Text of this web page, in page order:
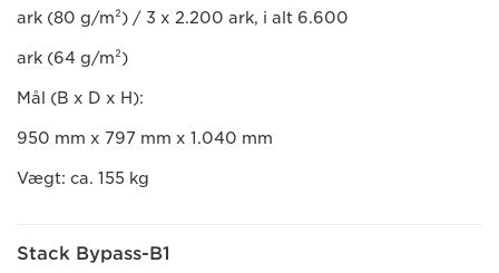
ark (80 g/m²) / 3 x 2.200 ark, i alt 6.600
ark (64 g/m²)
Mål (B x D x H):
950 mm x 797 mm x 1.040 mm
Vægt: ca. 155 kg
Stack Bypass-B1